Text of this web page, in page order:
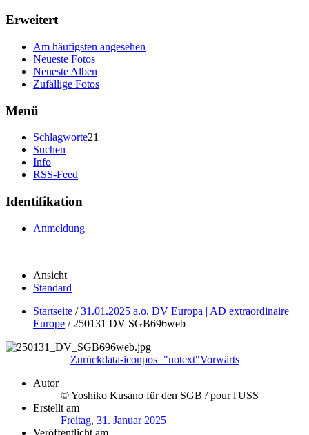
Erweitert
Am häufigsten angesehen
Neueste Fotos
Neueste Alben
Zufällige Fotos
Menü
Schlagworte21
Suchen
Info
RSS-Feed
Identifikation
Anmeldung
Ansicht
Standard
Startseite /31.01.2025 a.o. DV Europa | AD extraordinaire
Europe / 250131 DV SGB696web
Zurückdata-iconpos="notext"Vorwärts
Autor
© Yoshiko Kusano für den SGB / pour l'USS
Erstellt am
Freitag, 31. Januar 2025
Veröffentlicht am